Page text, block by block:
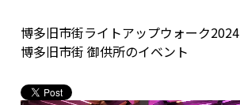
博多旧市街ライトアップウォーク2024
博多旧市街御供所のイベント